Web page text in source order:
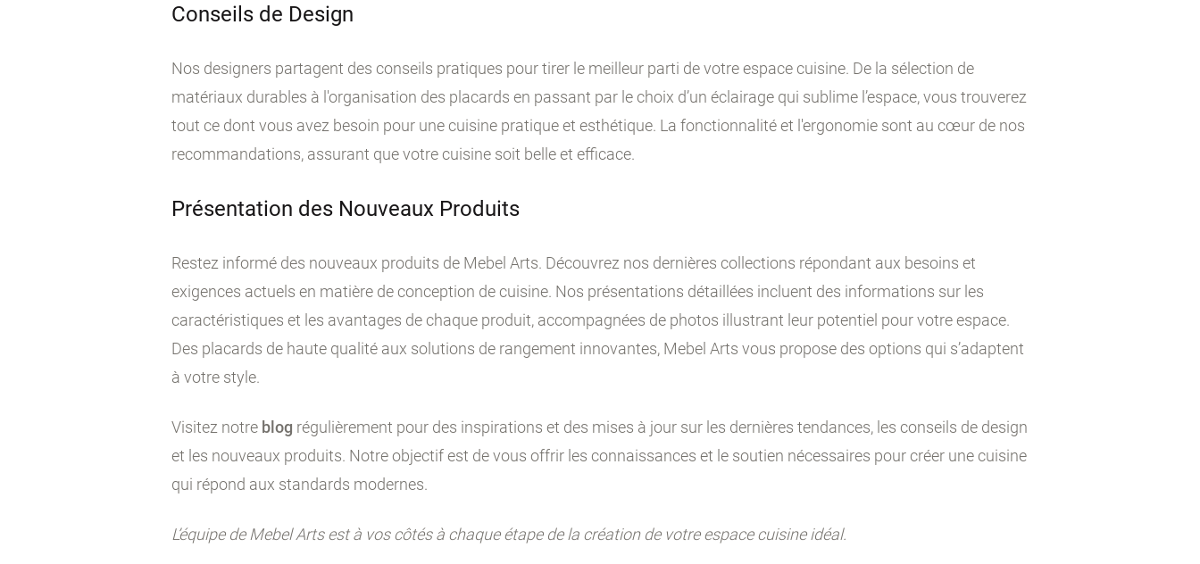
Conseils de Design
Nos designers partagent des conseils pratiques pour tirer le meilleur parti de votre espace cuisine. De la sélection de
matériaux durables à l'organisation des placards en passant par le choix d’un éclairage qui sublime l’espace, vous trouverez
tout ce dont vous avez besoin pour une cuisine pratique et esthétique. La fonctionnalité et l'ergonomie sont au cœur de nos
recommandations, assurant que votre cuisine soit belle et efficace.
Présentation des Nouveaux Produits
Restez informé des nouveaux produits de Mebel Arts. Découvrez nos dernières collections répondant aux besoins et
exigences actuels en matière de conception de cuisine. Nos présentations détaillées incluent des informations sur les
caractéristiques et les avantages de chaque produit, accompagnées de photos illustrant leur potentiel pour votre espace.
Des placards de haute qualité aux solutions de rangement innovantes, Mebel Arts vous propose des options qui s’adaptent
à votre style.
Visitez notre blog régulièrement pour des inspirations et des mises à jour sur les dernières tendances, les conseils de design
et les nouveaux produits. Notre objectif est de vous offrir les connaissances et le soutien nécessaires pour créer une cuisine
qui répond aux standards modernes.
L’équipe de Mebel Arts est à vos côtés à chaque étape de la création de votre espace cuisine idéal.